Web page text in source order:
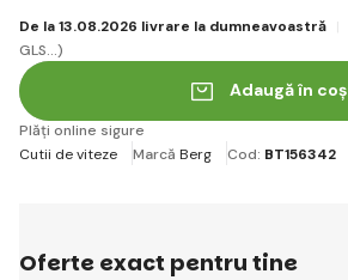
De la 13.08.2026 livrare la dumneavoastră
GLS...)
Adaugă în coș
Plăți online sigure
Cutii de viteze
Marcă Berg Cod: BT156342
Oferte exact pentru tine